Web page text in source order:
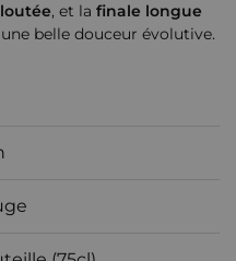
, et la finale longue
belle douceur évolutive.